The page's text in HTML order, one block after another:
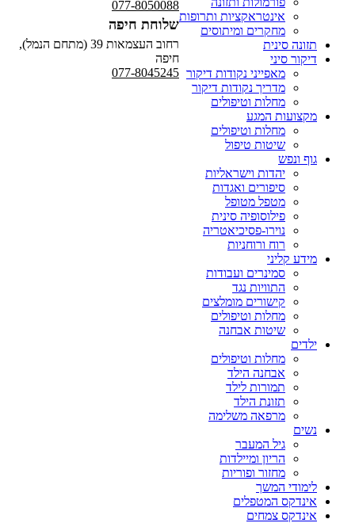
אינטראקציות ותרופות
מחקרים ומיתוסים
תזונה סינית
דיקור סיני
מאפייני נקודות דיקור
מדריך נקודות דיקור
מחלות וטיפולים
מקצועות המגע
מחלות וטיפולים
שיטות טיפול
גוף ונפש
יהדות וישראליות
סיפורים ואגדות
מטפל מטופל
פילוסופיה סינית
נוירו-פסיכיאטריה
רוח ורוחניות
מידע קליני
סמינרים ועבודות
התוויות נגד
קישורים מומלצים
מחלות וטיפולים
שיטות אבחנה
ילדים
מחלות וטיפולים
אבחנה הילד
תמורות לילד
תזונת הילד
מרפאה משלימה
נשים
גיל המעבר
הריון ומיילדות
מחזור ופוריות
לימודי המשך
אינדקס המטפלים
אינדקס צמחים
077-8050088
שלוחת חיפה
רחוב העצמאות 39 (מתחם הנמל),
חיפה
077-8045245